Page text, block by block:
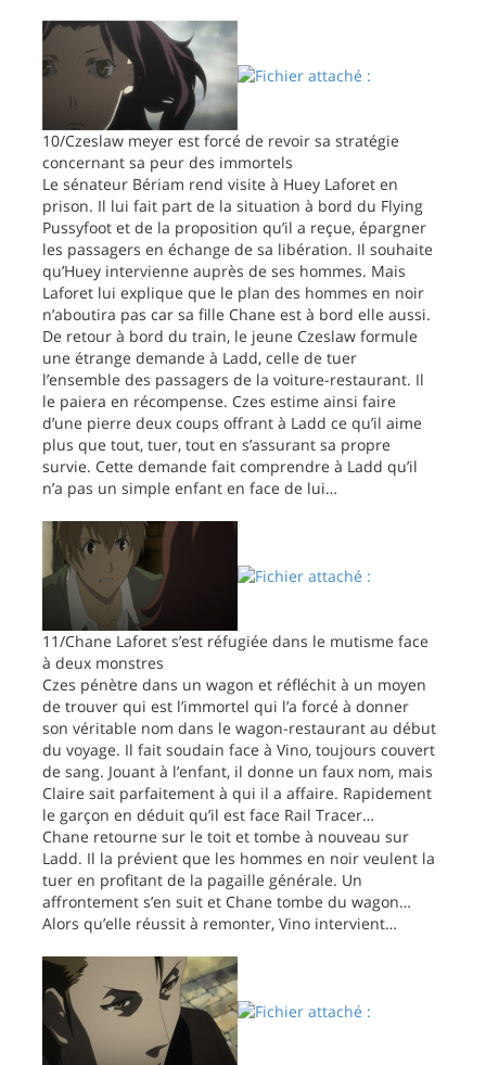
10/Czeslaw meyer est forcé de revoir sa stratégie
concernant sa peur des immortels
Le sénateur Bériam rend visite à Huey Laforet en
prison. Il lui fait part de la situation à bord du Flying
Pussyfoot et de la proposition qu’il a reçue, épargner
les passagers en échange de sa libération. Il souhaite
qu’Huey intervienne auprès de ses hommes. Mais
Laforet lui explique que le plan des hommes en noir
n’aboutira pas car sa fille Chane est à bord elle aussi.
De retour à bord du train, le jeune Czeslaw formule
une étrange demande à Ladd, celle de tuer
l’ensemble des passagers de la voiture-restaurant. Il
le paiera en récompense. Czes estime ainsi faire
d’une pierre deux coups offrant à Ladd ce qu’il aime
plus que tout, tuer, tout en s’assurant sa propre
survie. Cette demande fait comprendre à Ladd qu’il
n’a pas un simple enfant en face de lui…
11/Chane Laforet s’est réfugiée dans le mutisme face
à deux monstres
Czes pénètre dans un wagon et réfléchit à un moyen
de trouver qui est l’immortel qui l’a forcé à donner
son véritable nom dans le wagon-restaurant au début
du voyage. Il fait soudain face à Vino, toujours couvert
de sang. Jouant à l’enfant, il donne un faux nom, mais
Claire sait parfaitement à qui il a affaire. Rapidement
le garçon en déduit qu’il est face Rail Tracer…
Chane retourne sur le toit et tombe à nouveau sur
Ladd. Il la prévient que les hommes en noir veulent la
tuer en profitant de la pagaille générale. Un
affrontement s’en suit et Chane tombe du wagon…
Alors qu’elle réussit à remonter, Vino intervient…